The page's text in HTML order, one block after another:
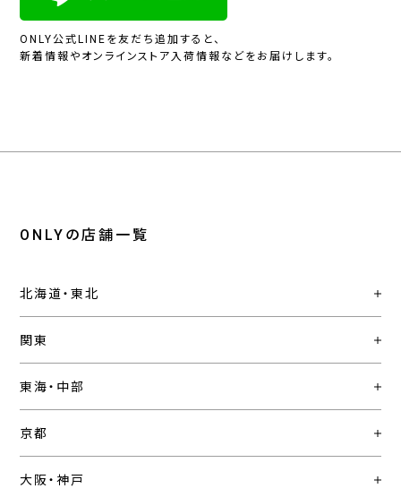
ONLY公式LINEを友だち追加すると、
新着情報やオンラインストア入荷情報などをお届けします。
ONLYの店舗一覧
北海道・東北
関東
東海・中部
京都
大阪・神戸